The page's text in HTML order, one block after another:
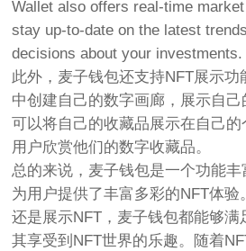
Wallet also offers real-time
stay up-to-date on the latest
decisions about your investments.
此外，麦子钱包还支持NFT展示
中创建自己的数字画廊，展示自
可以将自己的收藏品展示在自己
用户欣赏他们的数字收藏品。
总的来说，麦子钱包是一个功能丰
为用户提供了丰富多彩的NFT体验
还是展示NFT，麦子钱包都能够满
其享受到NFT世界的乐趣。随着